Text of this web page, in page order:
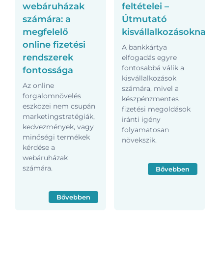
webáruházak
számára: a
megfelelő
online fizetési
rendszerek
fontossága
Az online
forgalomnövelés
eszközei nem csupán
marketingstratégiák,
kedvezmények, vagy
minőségi termékek
kérdése a
webáruházak
számára.
Bővebben
feltételei –
Útmutató
kisvállalkozásoknak
A bankkártya
elfogadás egyre
fontosabbá válik a
kisvállalkozások
számára, mivel a
készpénzmentes
fizetési megoldások
iránti igény
folyamatosan
növekszik.
Bővebben